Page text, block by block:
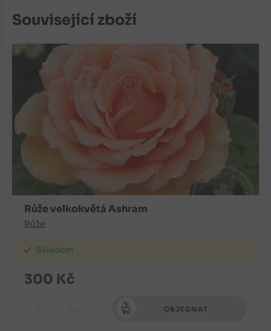
Související zboží
Růže velkokvětá Ashram
Růže
Skladem
300 Kč
OBJEDNAT